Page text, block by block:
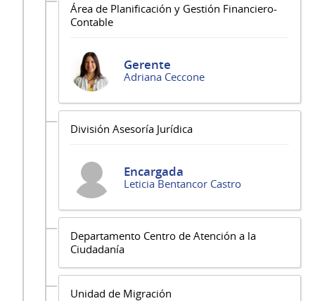
Área de Planificación y Gestión Financiero-
Contable
Gerente
Adriana Ceccone
División Asesoría Jurídica
Encargada
Leticia Bentancor Castro
Departamento Centro de Atención a la
Ciudadanía
Unidad de Migración